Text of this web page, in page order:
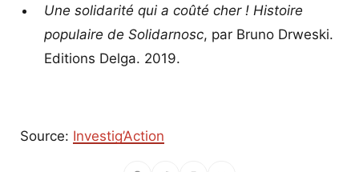
Une solidarité qui a coûté cher ! Histoire
populaire de Solidarnosc, par Bruno Drweski.
Editions Delga. 2019.
Source: Investig’Action